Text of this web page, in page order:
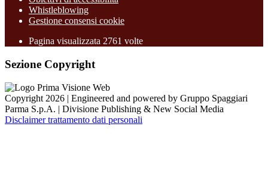
Whistleblowing
Gestione consensi cookie
Pagina visualizzata 2761 volte
Sezione Copyright
Copyright 2026 | Engineered and powered by Gruppo Spaggiari
Parma S.p.A. | Divisione Publishing & New Social Media
Disclaimer trattamento dati personali